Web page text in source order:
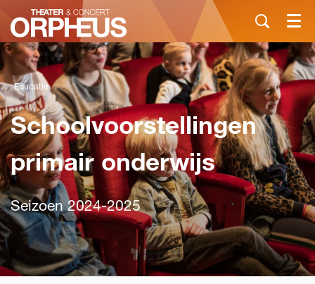
Menu
Educatie
Schoolvoorstellingen
primair onderwijs
Seizoen 2024-2025